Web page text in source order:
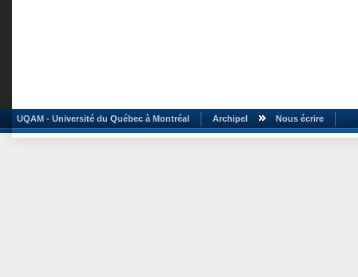
UQAM - Université du Québec à Montréal Archipel Nous écrire